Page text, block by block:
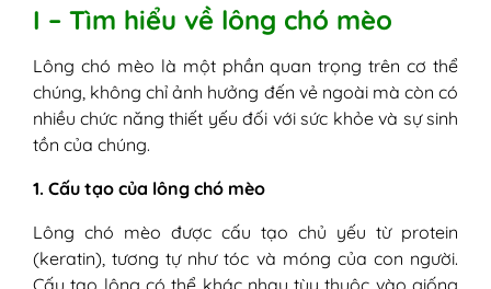
mạn tính
cưng hằng ngày
7. Phụ nữ mang thai có tiền sử dị ứng
IV - Dấu hiệu dị ứng lông chó mèo
1. Triệu chứng đường hô hấp
2. Triệu chứng trên mắt
3. Triệu chứng trên da
4. Các triệu chứng ít gặp hơn hoặc
nghiêm trọng
5. Triệu chứng ở trẻ sơ sinh và trẻ nhỏ
I – Tìm hiểu về lông chó mèo
Lông chó mèo là một phần quan trọng trên cơ thể
chúng, không chỉ ảnh hưởng đến vẻ ngoài mà còn có
nhiều chức năng thiết yếu đối với sức khỏe và sự sinh
tồn của chúng.
1. Cấu tạo của lông chó mèo
Lông chó mèo được cấu tạo chủ yếu từ protein
(keratin), tương tự như tóc và móng của con người.
Cấu tạo lông có thể khác nhau tùy thuộc vào giống